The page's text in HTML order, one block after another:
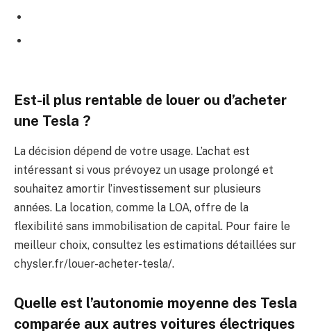
Est-il plus rentable de louer ou d’acheter
une Tesla ?
La décision dépend de votre usage. L’achat est
intéressant si vous prévoyez un usage prolongé et
souhaitez amortir l’investissement sur plusieurs
années. La location, comme la LOA, offre de la
flexibilité sans immobilisation de capital. Pour faire le
meilleur choix, consultez les estimations détaillées sur
chysler.fr/louer-acheter-tesla/.
Quelle est l’autonomie moyenne des Tesla
comparée aux autres voitures électriques